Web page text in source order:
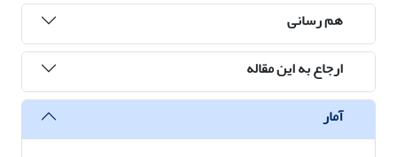
هم رسانی
ارجاع به این مقاله
آمار